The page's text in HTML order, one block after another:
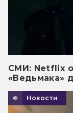
СМИ: Netflix
«Ведьмака»
Новости